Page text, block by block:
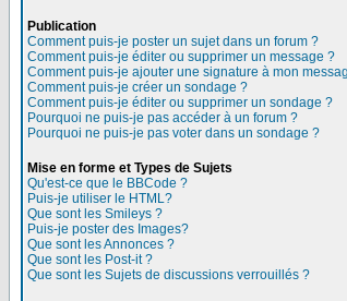
Publication
Comment puis-je poster un sujet dans un forum ?
Comment puis-je éditer ou supprimer un message ?
Comment puis-je ajouter une signature à mon
Comment puis-je créer un sondage ?
Comment puis-je éditer ou supprimer un sondage ?
Pourquoi ne puis-je pas accéder à un forum ?
Pourquoi ne puis-je pas voter dans un sondage ?
Mise en forme et Types de Sujets
Qu'est-ce que le BBCode ?
Puis-je utiliser le HTML?
Que sont les Smileys ?
Puis-je poster des Images?
Que sont les Annonces ?
Que sont les Post-it ?
Que sont les Sujets de discussions verrouillés ?